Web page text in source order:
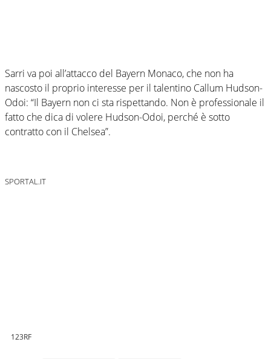
Sarri va poi all’attacco del Bayern Monaco, che non ha
nascosto il proprio interesse per il talentino Callum Hudson-
Odoi: “Il Bayern non ci sta rispettando. Non è professionale il
fatto che dica di volere Hudson-Odoi, perché è sotto
contratto con il Chelsea”.
SPORTAL.IT
123RF